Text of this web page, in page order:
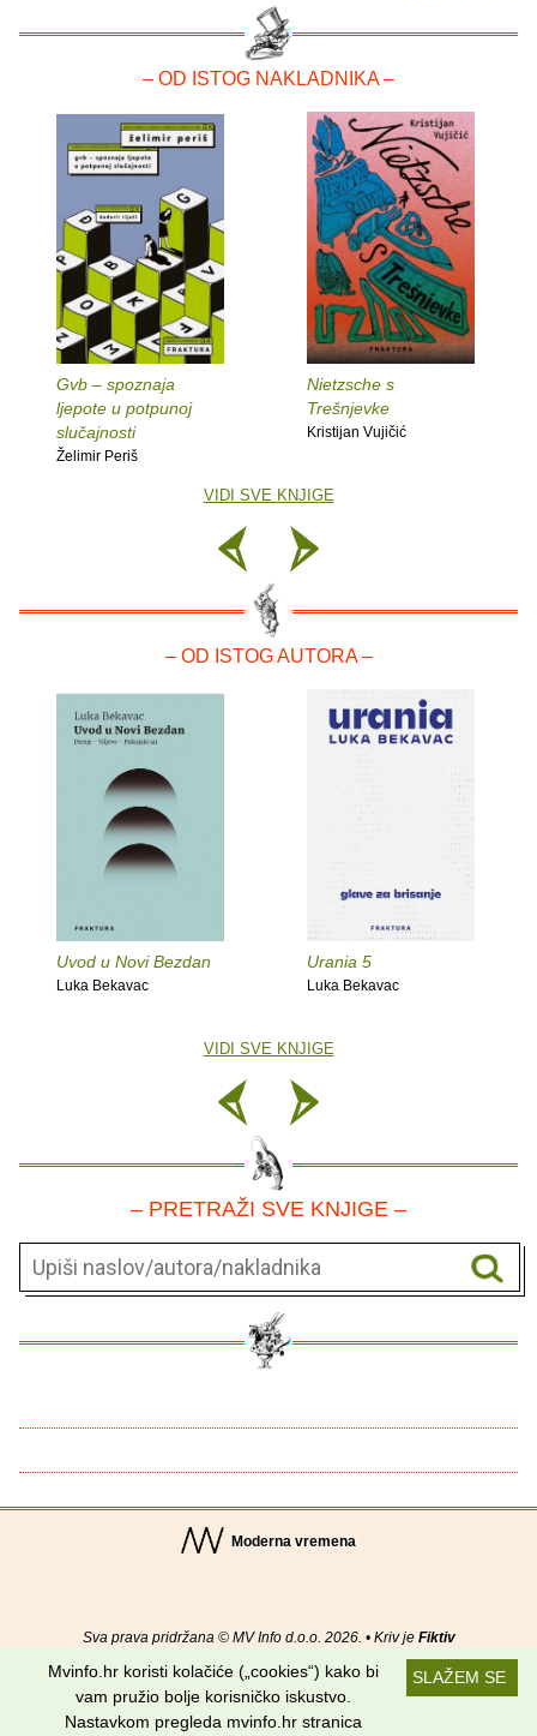
– OD ISTOG NAKLADNIKA –
Gvb – spoznaja
ljepote u potpunoj
slučajnosti
Želimir Periš
Nietzsche s
Trešnjevke
Kristijan Vujičić
VIDI SVE KNJIGE
– OD ISTOG AUTORA –
Uvod u Novi Bezdan
Luka Bekavac
Urania 5
Luka Bekavac
VIDI SVE KNJIGE
– PRETRAŽI SVE KNJIGE –
Moderna vremena
Sva prava pridržana © MV Info d.o.o. 2026. • Kriv je Fiktiv
O nama• Pomoć•Uvjeti korištenja•RSS kanali
Potraži nas na:
SLAŽEM SE
Mvinfo.hr koristi kolačiće („cookies“) kako bi
vam pružio bolje korisničko iskustvo.
Nastavkom pregleda mvinfo.hr stranica